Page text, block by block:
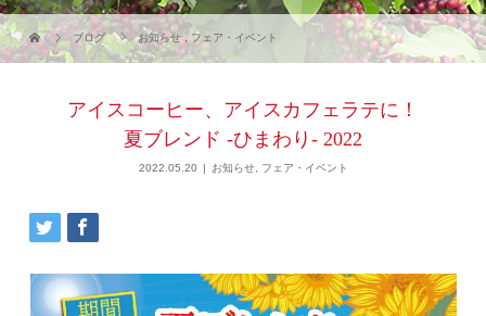
ブログ お知らせ , フェア・イベント
アイスコーヒー、アイスカフェラテに！
夏ブレンド -ひまわり- 2022
2022.05.20 お知らせ, フェア・イベント